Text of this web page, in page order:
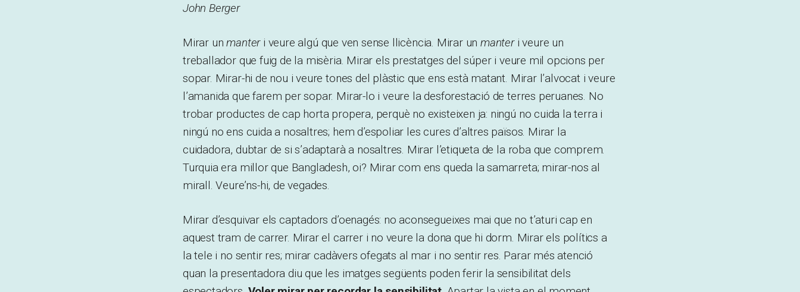
John Berger
Mirar unmanteri veure algú que ven sense llicència. Mirar unmanteri veure un
treballador que fuig de la misèria. Mirar els prestatges del súper i veure mil opcions per
sopar. Mirar-hi de nou i veure tones del plàstic que ens està matant. Mirar l’alvocat i veure
l’amanida que farem per sopar. Mirar-lo i veure la desforestació de terres peruanes. No
trobar productes de cap horta propera, perquè no existeixen ja: ningú no cuida la terra i
ningú no ens cuida a nosaltres; hem d’espoliar les cures d’altres països. Mirar la
cuidadora, dubtar de si s’adaptarà a nosaltres. Mirar l’etiqueta de la roba que comprem.
Turquia era millor que Bangladesh, oi? Mirar com ens queda la samarreta; mirar-nos al
mirall. Veure’ns-hi, de vegades.
Mirar d’esquivar els captadors d’oenagés: no aconsegueixes mai que no t’aturi cap en
aquest tram de carrer. Mirar el carrer i no veure la dona que hi dorm. Mirar els polítics a
la tele i no sentir res; mirar cadàvers ofegats al mar i no sentir res. Parar més atenció
quan la presentadora diu que les imatges següents poden ferir la sensibilitat dels